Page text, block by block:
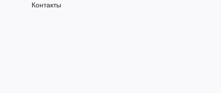
Контакты